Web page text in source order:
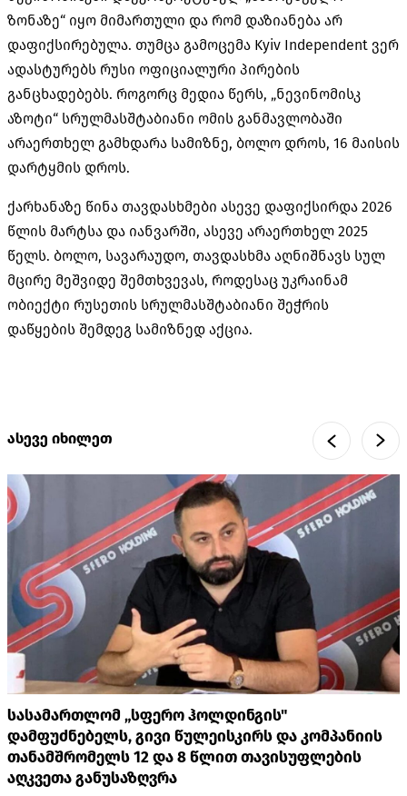
ზონაზე“ იყო მიმართული და რომ დაზიანება არ
დაფიქსირებულა. თუმცა გამოცემა Kyiv Independent ვერ
ადასტურებს რუსი ოფიციალური პირების
განცხადებებს. როგორც მედია წერს, „ნევინომისკ
აზოტი“ სრულმასშტაბიანი ომის განმავლობაში
არაერთხელ გამხდარა სამიზნე, ბოლო დროს, 16 მაისის
დარტყმის დროს.
ქარხანაზე წინა თავდასხმები ასევე დაფიქსირდა 2026
წლის მარტსა და იანვარში, ასევე არაერთხელ 2025
წელს. ბოლო, სავარაუდო, თავდასხმა აღნიშნავს სულ
მცირე მეშვიდე შემთხვევას, როდესაც უკრაინამ
ობიექტი რუსეთის სრულმასშტაბიანი შეჭრის
დაწყების შემდეგ სამიზნედ აქცია.
ასევე იხილეთ
სასამართლომ „სფერო ჰოლდინგის"
დამფუძნებელს, გივი წულეისკირს და კომპანიის
თანამშრომელს 12 და 8 წლით თავისუფლების
აღკვეთა განუსაზღვრა